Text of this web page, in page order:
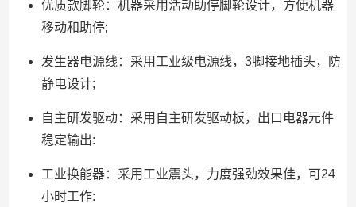
优质款脚轮：机器采用活动助停脚轮设计，方便机器
移动和助停;
发生器电源线：采用工业级电源线，3脚接地插头，防
静电设计;
自主研发驱动：采用自主研发驱动板，出口电器元件
稳定输出:
工业换能器：采用工业震头，力度强劲效果佳，可24
小时工作: